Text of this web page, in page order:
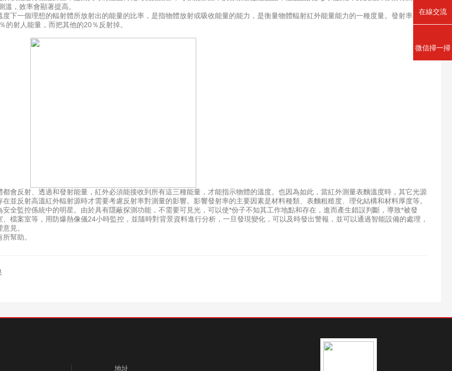
，效率會顯著提高。
一個理想的輻射體所放射出的能量的比率，是指物體放射或吸收能量的能力，是衡量物體輻射紅外能量能力的一種度量。發射率的數
射人能量，而把其他的20％反射掉。
反射、透過和發射能量，紅外必須能接收到所有這三種能量，才能指示物體的溫度。也因為如此，當紅外測量表麵溫度時，其它光源
並反射高溫紅外輻射源時才需要考慮反射率對測量的影響。影響發射率的主要因素是材料種類、表麵粗糙度、理化結構和材料厚度等。
監控係統中的明星。由於具有隱蔽探測功能，不需要可見光，可以使*份子不知其工作地點和存在，進而產生錯誤判斷，導致*被發
檔案室等，用防爆熱像儀24小時監控，並隨時對背景資料進行分析，一旦發現變化，可以及時發出警報，並可以通過智能設備的處理，
見。
幫助。
地址
在線交流
微信掃一掃